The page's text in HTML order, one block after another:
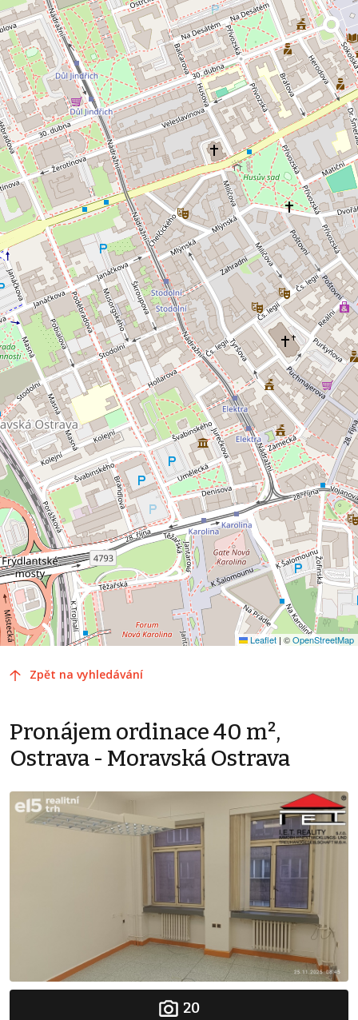
Leaflet | ©OpenStreetMap
Zpět na vyhledávání
Pronájem ordinace 40 m²,
Ostrava - Moravská Ostrava
20